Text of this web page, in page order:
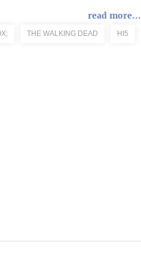
read more...
THE WALKING DEAD HI5